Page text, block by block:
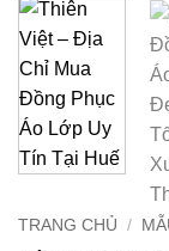
TRANG CHỦ /